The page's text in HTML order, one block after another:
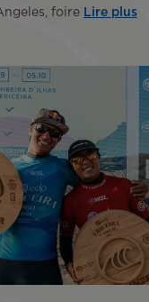
foire Lire plus